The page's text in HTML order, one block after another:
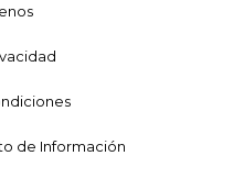
de Información